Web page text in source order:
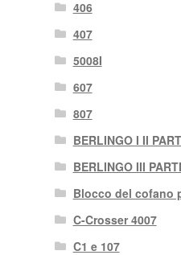
406
407
5008I
607
807
BERLINGO I II
BERLINGO III
Blocco del cofano
C-Crosser 4007
C1 e 107